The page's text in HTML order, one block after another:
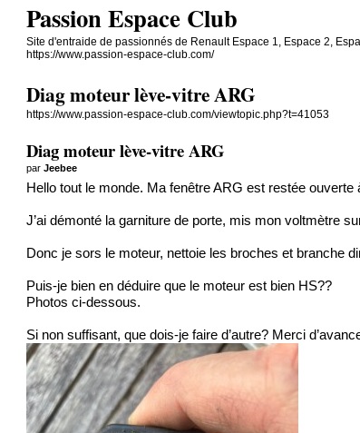
Passion Espace Club
Site d'entraide de passionnés de Renault Espace 1, Espace 2,
https://www.passion-espace-club.com/
Diag moteur lève-vitre ARG
https://www.passion-espace-club.com/viewtopic.php?t=41053
Diag moteur lève-vitre ARG
parJeebee
Hello tout le monde. Ma fenêtre ARG est restée
J’ai démonté la garniture de porte, mis mon voltmètre
Donc je sors le moteur, nettoie les broches et branche
Puis-je bien en déduire que le moteur est bien HS??
Photos ci-dessous.
Si non suffisant, que dois-je faire d’autre? Merci